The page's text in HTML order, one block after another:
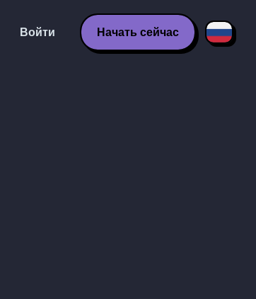
Войти Начать сейчас